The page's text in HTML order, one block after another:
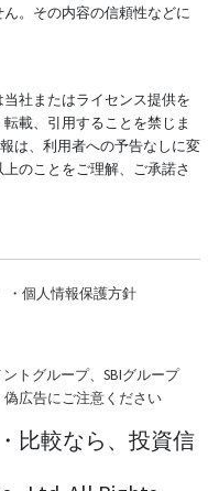
。その内容の信頼性などに
社またはライセンス提供を
載、引用することを禁じま
は、利用者への予告なしに変
のことをご理解、ご承諾さ
・ 個人情報保護方針
トグループ、SBIグループ
広告にご注意ください
比較なら、投資信